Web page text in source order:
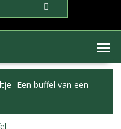
Een buffel van een